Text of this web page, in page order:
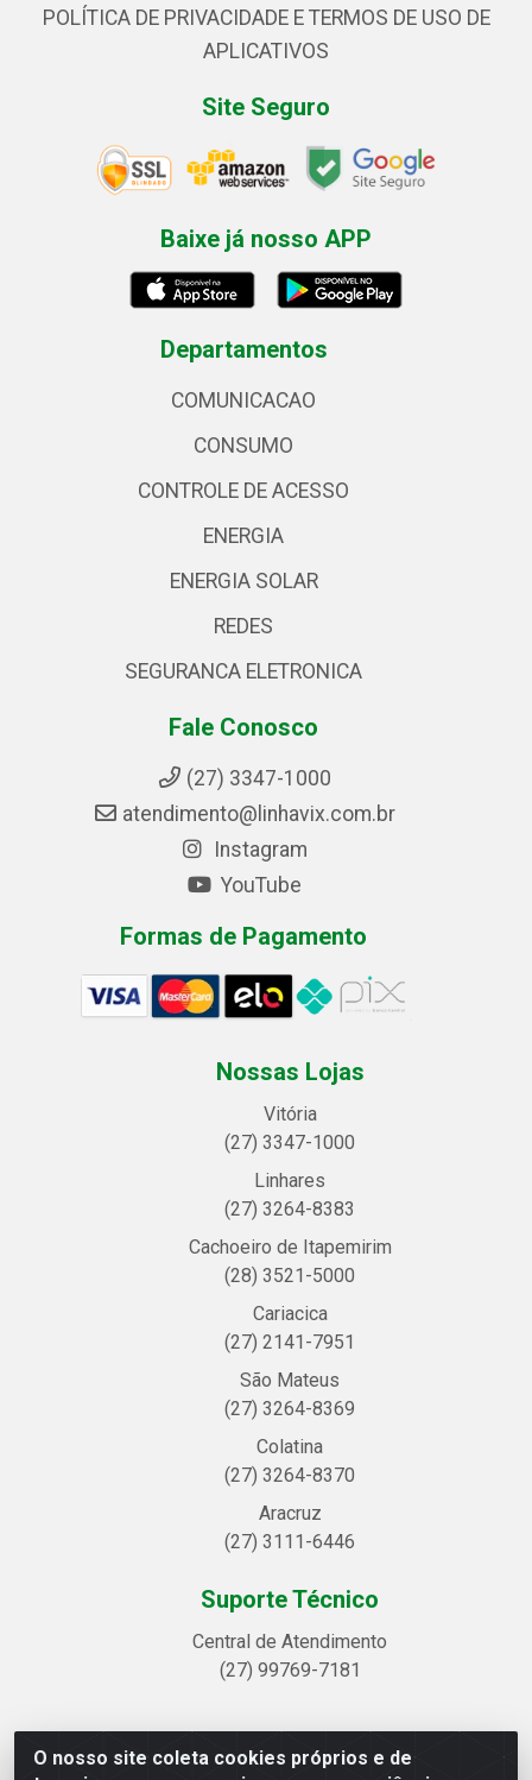
O nosso site coleta cookies próprios e de
POLÍTICA DE PRIVACIDADE E TERMOS DE USO DE
APLICATIVOS
Site Seguro
Baixe já nosso APP
Departamentos
COMUNICACAO
CONSUMO
CONTROLE DE ACESSO
ENERGIA
ENERGIA SOLAR
REDES
SEGURANCA ELETRONICA
Fale Conosco
(27) 3347-1000
atendimento@linhavix.com.br
Instagram
YouTube
Formas de Pagamento
Nossas Lojas
Vitória
(27) 3347-1000
Linhares
(27) 3264-8383
Cachoeiro de Itapemirim
(28) 3521-5000
Cariacica
(27) 2141-7951
São Mateus
(27) 3264-8369
Colatina
(27) 3264-8370
Aracruz
(27) 3111-6446
Suporte Técnico
Central de Atendimento
(27) 99769-7181
Linhavix Distribuidora LTDA - Avenida Alegre, 2521 -